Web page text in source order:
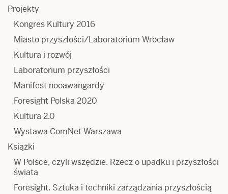
Projekty
Kongres Kultury 2016
Miasto przyszłości/Laboratorium Wrocław
Kultura i rozwój
Laboratorium przyszłości
Manifest nooawangardy
Foresight Polska 2020
Kultura 2.0
Wystawa ComNet Warszawa
Książki
W Polsce, czyli wszędzie. Rzecz o upadku i przyszłości
świata
Foresight. Sztuka i techniki zarządzania przyszłością